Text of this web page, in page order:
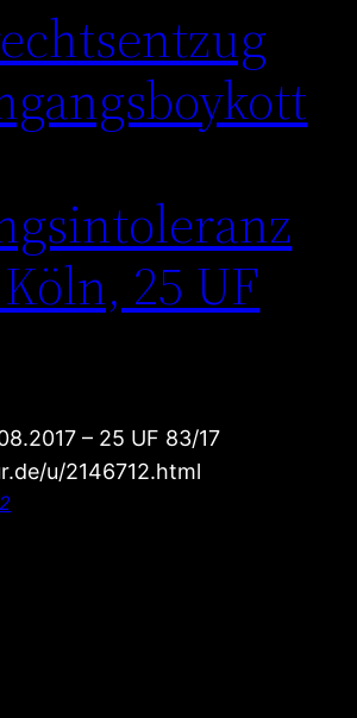
25 UF
– 25 UF 83/17
u/2146712.html